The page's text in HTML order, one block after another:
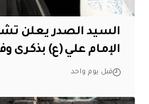
السيد الصدر يعلن
الإمام علي (ع) بذكرى
قبل يوم واحد